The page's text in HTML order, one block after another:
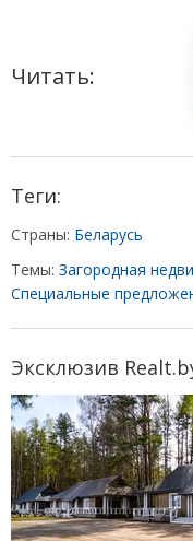
Читать:
Теги:
Страны: Беларусь
Темы: Загородная
Специальные
Эксклюзив